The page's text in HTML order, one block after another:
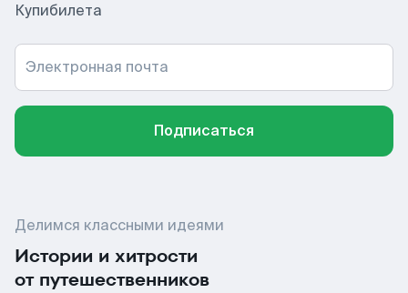
Купибилета
Электронная почта
Подписаться
Делимся классными идеями
Истории и хитрости
от путешественников